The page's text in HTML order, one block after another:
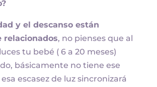
y el descanso están
, no pienses que al
tu bebé ( 6 a 20 meses)
básicamente no tiene ese
escasez de luz sincronizará